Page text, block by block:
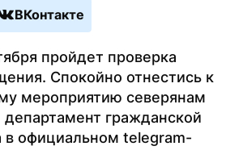
ВКонтакте
пройдет проверка
Спокойно отнестись к
мероприятию северянам
гражданской
в официальном telegram-